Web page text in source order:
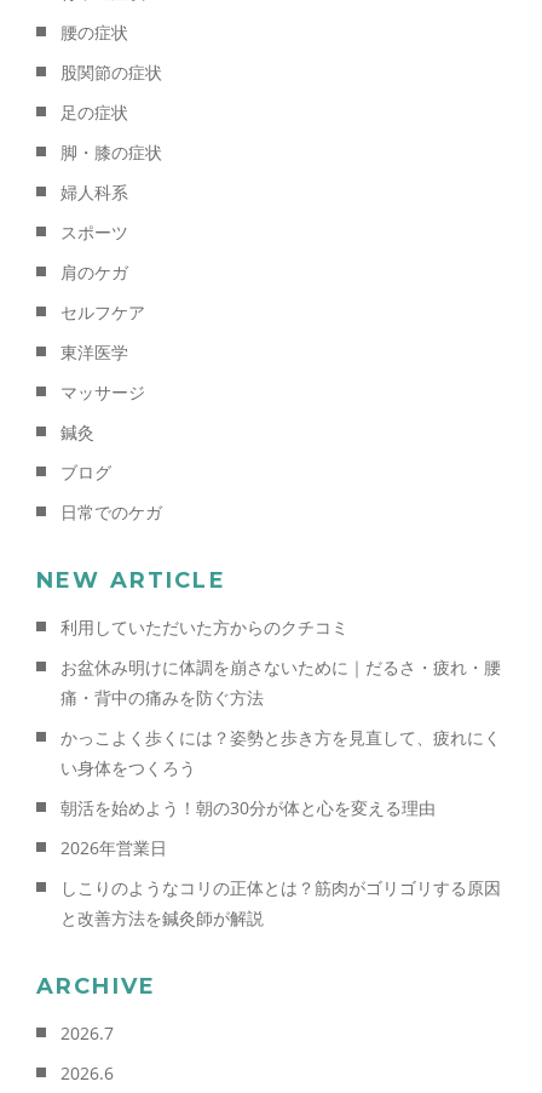
腰の症状
股関節の症状
足の症状
脚・膝の症状
婦人科系
スポーツ
肩のケガ
セルフケア
東洋医学
マッサージ
鍼灸
ブログ
日常でのケガ
NEW ARTICLE
利用していただいた方からのクチコミ
お盆休み明けに体調を崩さないために｜だるさ・疲れ・腰
痛・背中の痛みを防ぐ方法
かっこよく歩くには？姿勢と歩き方を見直して、疲れにく
い身体をつくろう
朝活を始めよう！朝の30分が体と心を変える理由
2026年営業日
しこりのようなコリの正体とは？筋肉がゴリゴリする原因
と改善方法を鍼灸師が解説
ARCHIVE
2026.7
2026.6